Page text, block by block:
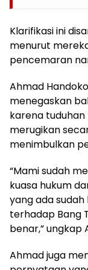
Klarifikasi ini
menurut
pencemaran
Ahmad
menegaskan
karena
merugikan
menimbulkan
“Mami sudah
kuasa hukum
yang ada
terhadap Bang
benar,” ungkap
Ahmad juga